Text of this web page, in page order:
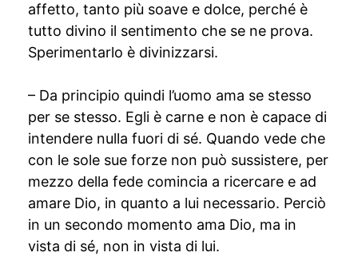
affetto, tanto più soave e dolce, perché è
tutto divino il sentimento che se ne prova.
Sperimentarlo è divinizzarsi.
– Da principio quindi l’uomo ama se stesso
per se stesso. Egli è carne e non è capace di
intendere nulla fuori di sé. Quando vede che
con le sole sue forze non può sussistere, per
mezzo della fede comincia a ricercare e ad
amare Dio, in quanto a lui necessario. Perciò
in un secondo momento ama Dio, ma in
vista di sé, non in vista di lui.